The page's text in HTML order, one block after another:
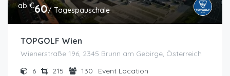
ab €60/ Tagespauschale
TOPGOLF Wien
Wienerstraße 196, 2345 Brunn am Gebirge, Österreich
6
215 130 Event Location